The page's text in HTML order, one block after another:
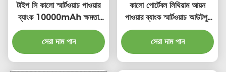
টাইপ সি কালো স্মার্টওয়াচ পাওয়ার
ব্যাংক 10000mAh ক্ষমতা
ইউনিভার্সাল সংযোগ
সেরা দাম পান
কালো পোর্টেবল লিথিয়াম আয়ন
পাওয়ার ব্যাংক স্মার্টওয়াচ আউটপুট
5V / 1A
সেরা দাম পান